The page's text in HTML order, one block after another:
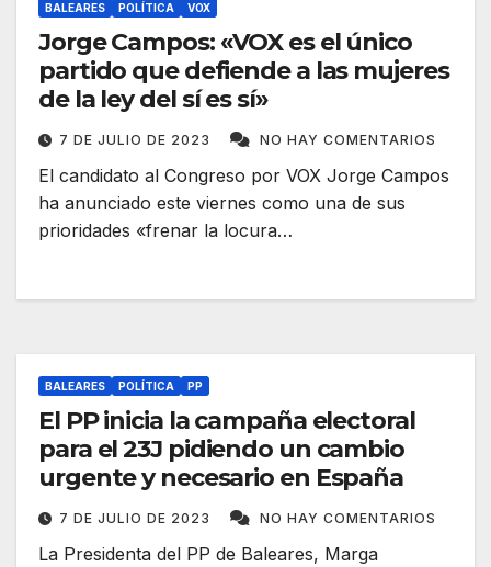
BALEARES POLÍTICA VOX
Jorge Campos: «VOX es el único
partido que defiende a las mujeres
de la ley del sí es sí»
7 DE JULIO DE 2023 NO HAY COMENTARIOS
El candidato al Congreso por VOX Jorge Campos
ha anunciado este viernes como una de sus
prioridades «frenar la locura…
BALEARES POLÍTICA PP
El PP inicia la campaña electoral
para el 23J pidiendo un cambio
urgente y necesario en España
7 DE JULIO DE 2023 NO HAY COMENTARIOS
La Presidenta del PP de Baleares, Marga